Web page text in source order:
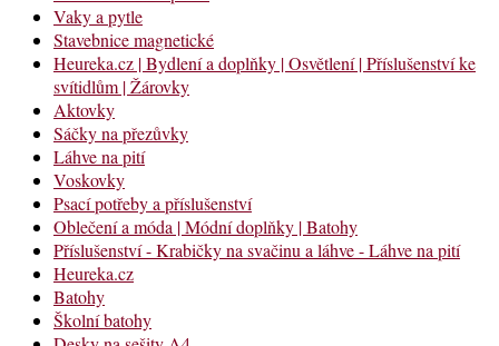
Vaky a pytle
Stavebnice magnetické
Heureka.cz | Bydlení a doplňky | Osvětlení | Příslušenství ke
svítidlům | Žárovky
Aktovky
Sáčky na přezůvky
Láhve na pití
Voskovky
Psací potřeby a příslušenství
Oblečení a móda | Módní doplňky | Batohy
Příslušenství - Krabičky na svačinu a láhve - Láhve na pití
Heureka.cz
Batohy
Školní batohy